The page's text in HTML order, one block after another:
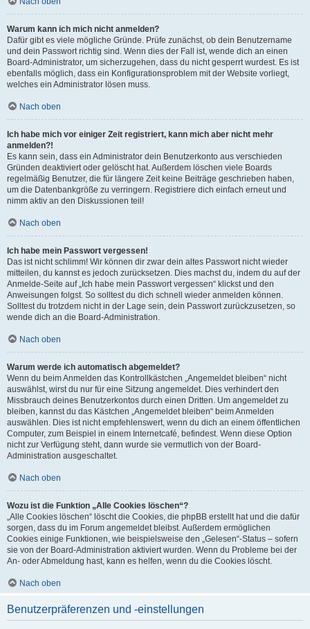
Warum kann ich mich nicht anmelden?
Dafür gibt es viele mögliche Gründe. Prüfe zunächst, ob dein Benutzername
und dein Passwort richtig sind. Wenn dies der Fall ist, wende dich an einen
Board-Administrator, um sicherzugehen, dass du nicht gesperrt wurdest. Es ist
ebenfalls möglich, dass ein Konfigurationsproblem mit der Website vorliegt,
welches ein Administrator lösen muss.
Nach oben
Ich habe mich vor einiger Zeit registriert, kann mich aber nicht mehr
anmelden?!
Es kann sein, dass ein Administrator dein Benutzerkonto aus verschieden
Gründen deaktiviert oder gelöscht hat. Außerdem löschen viele Boards
regelmäßig Benutzer, die für längere Zeit keine Beiträge geschrieben haben,
um die Datenbankgröße zu verringern. Registriere dich einfach erneut und
nimm aktiv an den Diskussionen teil!
Nach oben
Ich habe mein Passwort vergessen!
Das ist nicht schlimm! Wir können dir zwar dein altes Passwort nicht wieder
mitteilen, du kannst es jedoch zurücksetzen. Dies machst du, indem du auf der
Anmelde-Seite auf „Ich habe mein Passwort vergessen“ klickst und den
Anweisungen folgst. So solltest du dich schnell wieder anmelden können.
Solltest du trotzdem nicht in der Lage sein, dein Passwort zurückzusetzen, so
wende dich an die Board-Administration.
Nach oben
Warum werde ich automatisch abgemeldet?
Wenn du beim Anmelden das Kontrollkästchen „Angemeldet bleiben“ nicht
auswählst, wirst du nur für eine Sitzung angemeldet. Dies verhindert den
Missbrauch deines Benutzerkontos durch einen Dritten. Um angemeldet zu
bleiben, kannst du das Kästchen „Angemeldet bleiben“ beim Anmelden
auswählen. Dies ist nicht empfehlenswert, wenn du dich an einem öffentlichen
Computer, zum Beispiel in einem Internetcafé, befindest. Wenn diese Option
nicht zur Verfügung steht, dann wurde sie vermutlich von der Board-
Administration ausgeschaltet.
Nach oben
Wozu ist die Funktion „Alle Cookies löschen“?
„Alle Cookies löschen“ löscht die Cookies, die phpBB erstellt hat und die dafür
sorgen, dass du im Forum angemeldet bleibst. Außerdem ermöglichen
Cookies einige Funktionen, wie beispielsweise den „Gelesen“-Status – sofern
sie von der Board-Administration aktiviert wurden. Wenn du Probleme bei der
An- oder Abmeldung hast, kann es helfen, wenn du die Cookies löscht.
Nach oben
Benutzerpräferenzen und -einstellungen